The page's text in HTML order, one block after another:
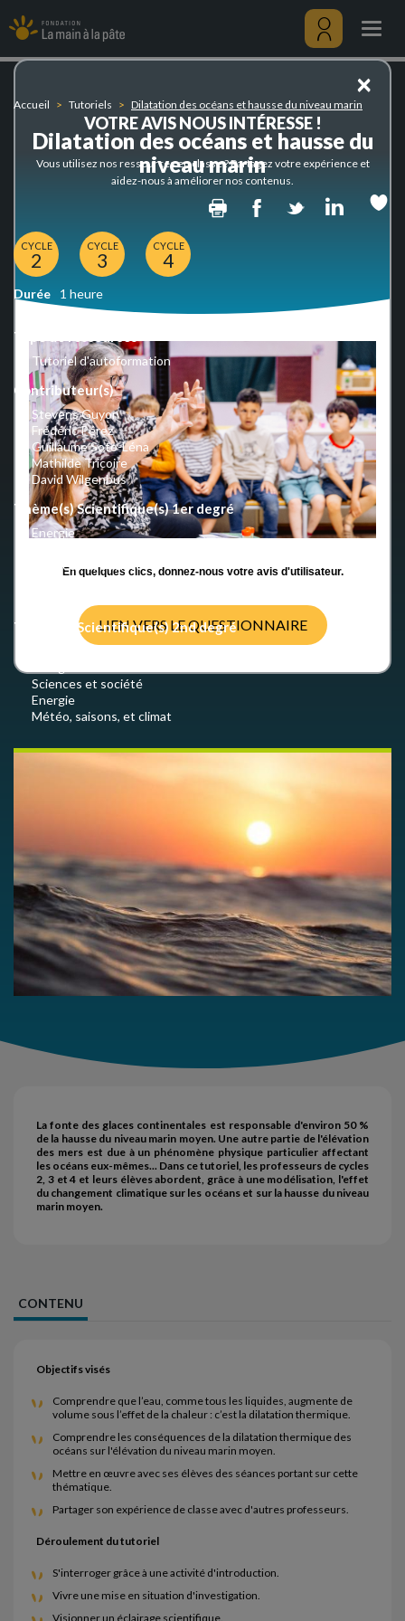
des
océans
et
marin
au
contenu
principal
Menu
Accueil Tutoriels Dilatation des océans et hausse du niveau marin
Dilatation des océans et hausse du
niveau marin
Print Facebook
Twitter
CYCLE
2
CYCLE
3
CYCLE
4
Durée 1 heure
Type de ressources
Tutoriel d'autoformation
Contributeur(s)
Stevens Guyon
Frédéric Pérez
Guillaume Soto-Léna
Mathilde Tricoire
David Wilgenbus
Thème(s) Scientifique(s) 1er degré
Energie
Sciences et société
Thème(s) Scientifique(s) 2nd degré
Sciences et société
Energie
Météo, saisons, et climat
La fonte des glaces continentales est responsable d'environ 50 %
de la hausse du niveau marin moyen. Une autre partie de l'élévation
des mers est due à un phénomène physique particulier affectant
les océans eux-mêmes... Dans ce tutoriel, les professeurs de cycles
2, 3 et 4 et leurs élèves abordent, grâce à une modélisation, l'effet
du changement climatique sur les océans et sur la hausse du niveau
marin moyen.
CONTENU
Objectifs visés
Comprendre que l’eau, comme tous les liquides, augmente de
volume sous l’effet de la chaleur : c’est la dilatation thermique.
Comprendre les conséquences de la dilatation thermique des
océans sur l'élévation du niveau marin moyen.
Mettre en œuvre avec ses élèves des séances portant sur cette
thématique.
Partager son expérience de classe avec d'autres professeurs.
Déroulement du tutoriel
S'interroger grâce à une activité d'introduction.
Vivre une mise en situation d'investigation.
Visionner un éclairage scientifique.
×
VOTRE AVIS NOUS INTÉRESSE !
Vous utilisez nos ressources en classe ? Partagez votre expérience et
aidez-nous à améliorer nos contenus.
En quelques clics, donnez-nous votre avis d'utilisateur.
LIEN VERS LE QUESTIONNAIRE